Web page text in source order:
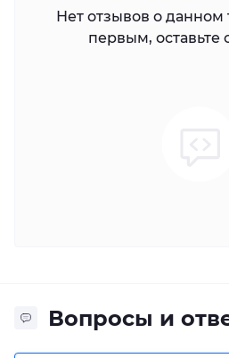
Нет отзывов о данном
первым, оставьте
Вопросы и